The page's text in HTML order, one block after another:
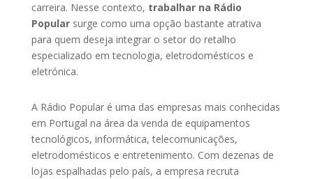
carreira. Nesse contexto, trabalhar na Rádio
Popularsurge como uma opção bastante atrativa
para quem deseja integrar o setor do retalho
especializado em tecnologia, eletrodomésticos e
eletrónica.
A Rádio Popularé uma das empresas mais conhecidas
em Portugal na área da venda de equipamentos
tecnológicos, informática, telecomunicações,
eletrodomésticos e entretenimento. Com dezenas de
lojas espalhadas pelo país, a empresa recruta